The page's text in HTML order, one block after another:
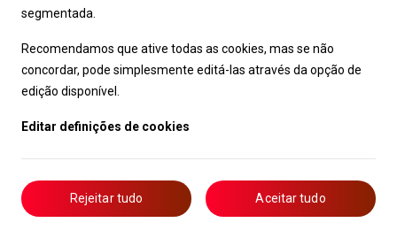
ampla gama de conteúdos, desde
Wikipedia e meteorologia até voos ou
interface integrada de streaming de
música
perfeita, com qualidade de som superior e
A Navegação Inteligenteinforma o
condutor sobre radares móveis, enquanto
os serviços remotos podem controlar
segmentada.
Recomendamos que ative todas as cookies, mas se não
concordar, pode simplesmente editá-las através da opção de
edição disponível.
Editar definições de cookies
Rejeitar tudo Aceitar tudo